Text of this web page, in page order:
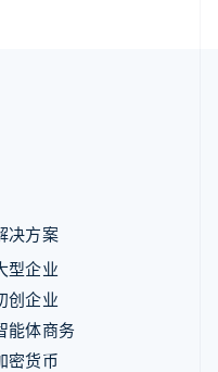
决方案
型企业
创企业
能体商务
密货币